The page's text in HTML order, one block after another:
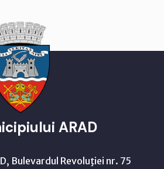
ARAD
Bulevardul Revoluţiei nr. 75